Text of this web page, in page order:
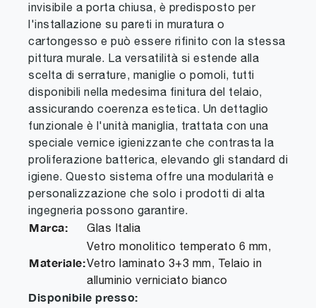
invisibile a porta chiusa, è predisposto per
l'installazione su pareti in muratura o
cartongesso e può essere rifinito con la stessa
pittura murale. La versatilità si estende alla
scelta di serrature, maniglie o pomoli, tutti
disponibili nella medesima finitura del telaio,
assicurando coerenza estetica. Un dettaglio
funzionale è l'unità maniglia, trattata con una
speciale vernice igienizzante che contrasta la
proliferazione batterica, elevando gli standard di
igiene. Questo sistema offre una modularità e
personalizzazione che solo i prodotti di alta
ingegneria possono garantire.
Marca: Glas Italia
Materiale:
Vetro monolitico temperato 6 mm,
Vetro laminato 3+3 mm, Telaio in
alluminio verniciato bianco
Disponibile presso: